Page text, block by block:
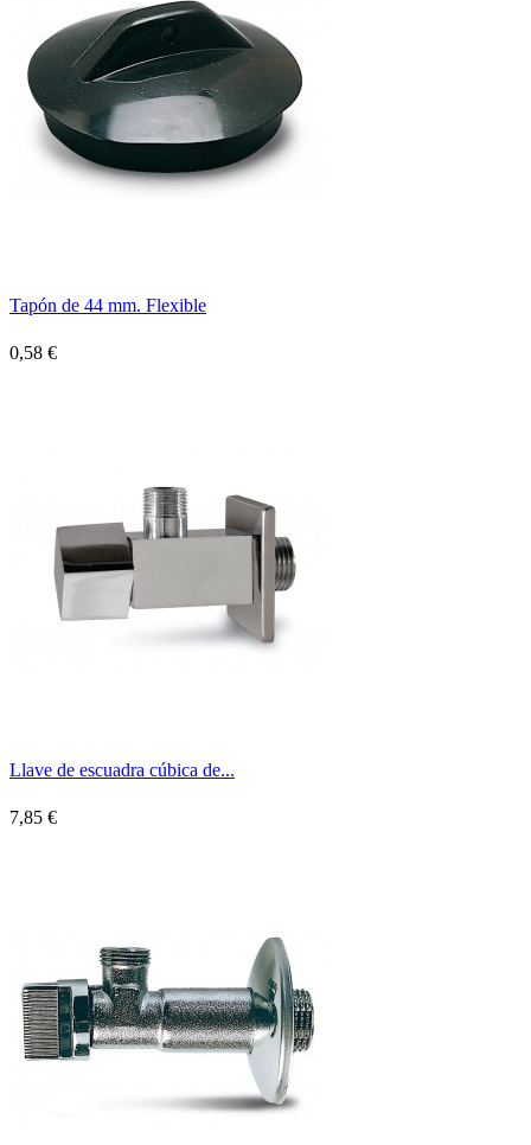
Tapón de 44 mm. Flexible
0,58 €
Llave de escuadra cúbica de...
7,85 €